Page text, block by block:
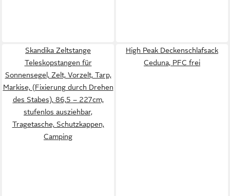
Skandika Zeltstange
Teleskopstangen für
Sonnensegel, Zelt, Vorzelt, Tarp,
Markise, (Fixierung durch Drehen
des Stabes), 86,5 – 227cm,
stufenlos ausziehbar,
Tragetasche, Schutzkappen,
Camping
High Peak Deckenschlafsack
Ceduna, PFC frei